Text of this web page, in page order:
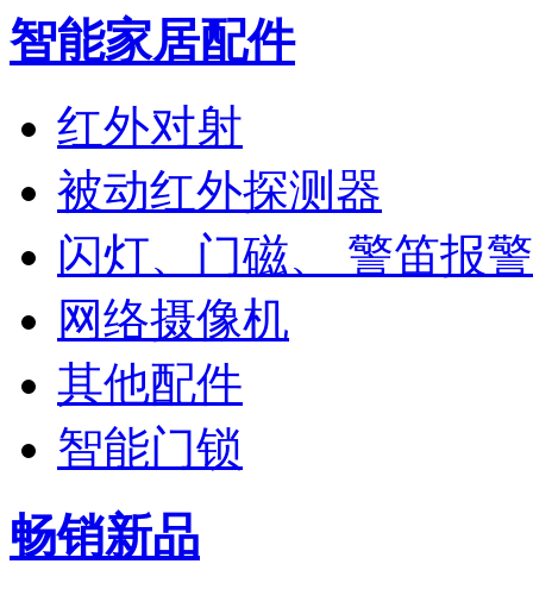
智能家居配件
红外对射
被动红外探测器
闪灯、门磁、 警笛报
网络摄像机
其他配件
智能门锁
畅销新品